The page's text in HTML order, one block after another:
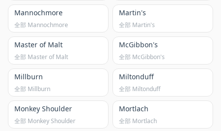
Mannochmore
全部 Mannochmore
Martin's
全部 Martin's
Master of Malt
全部 Master of Malt
McGibbon's
全部 McGibbon's
Millburn
全部 Millburn
Miltonduff
全部 Miltonduff
Monkey Shoulder
全部 Monkey Shoulder
Mortlach
全部 Mortlach